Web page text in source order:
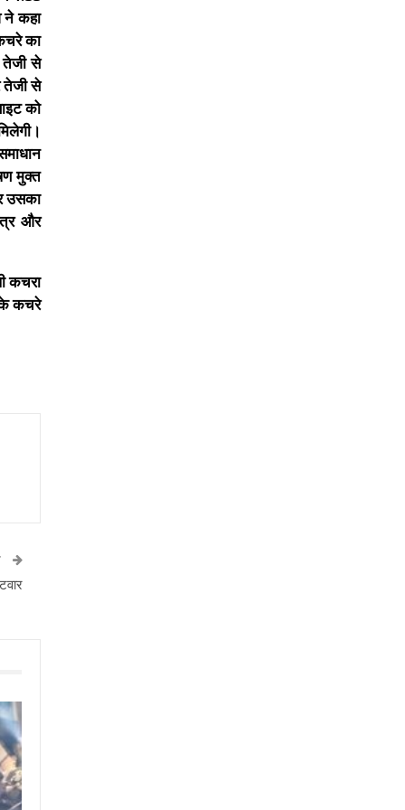
ने कहा
का
तेजी से
तेजी से
को
मुक्त
उसका
और
कचरा
के कचरे